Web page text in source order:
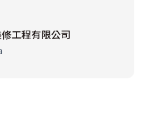
一處能讓屋主夫妻徹底卸下疲
工程有限公司